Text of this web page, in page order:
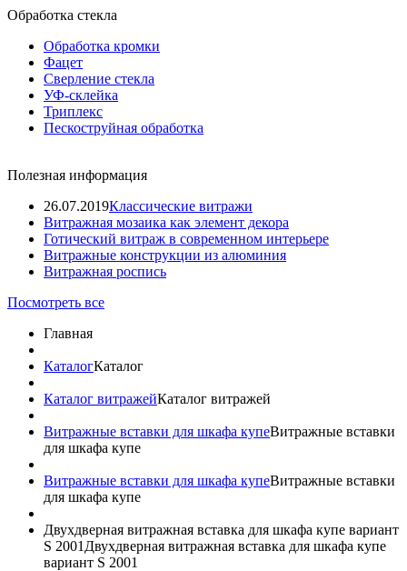
Обработка стекла
Обработка кромки
Фацет
Сверление стекла
УФ-склейка
Триплекс
Пескоструйная обработка
Полезная информация
26.07.2019Классические витражи
Витражная мозаика как элемент декора
Готический витраж в современном интерьере
Витражные конструкции из алюминия
Витражная роспись
Посмотреть все
Главная
КаталогКаталог
Каталог витражейКаталог витражей
Витражные вставки для шкафа купеВитражные вставки
для шкафа купе
Витражные вставки для шкафа купеВитражные вставки
для шкафа купе
Двухдверная витражная вставка для шкафа купе вариант
S 2001 Двухдверная витражная вставка для шкафа купе
вариант S 2001